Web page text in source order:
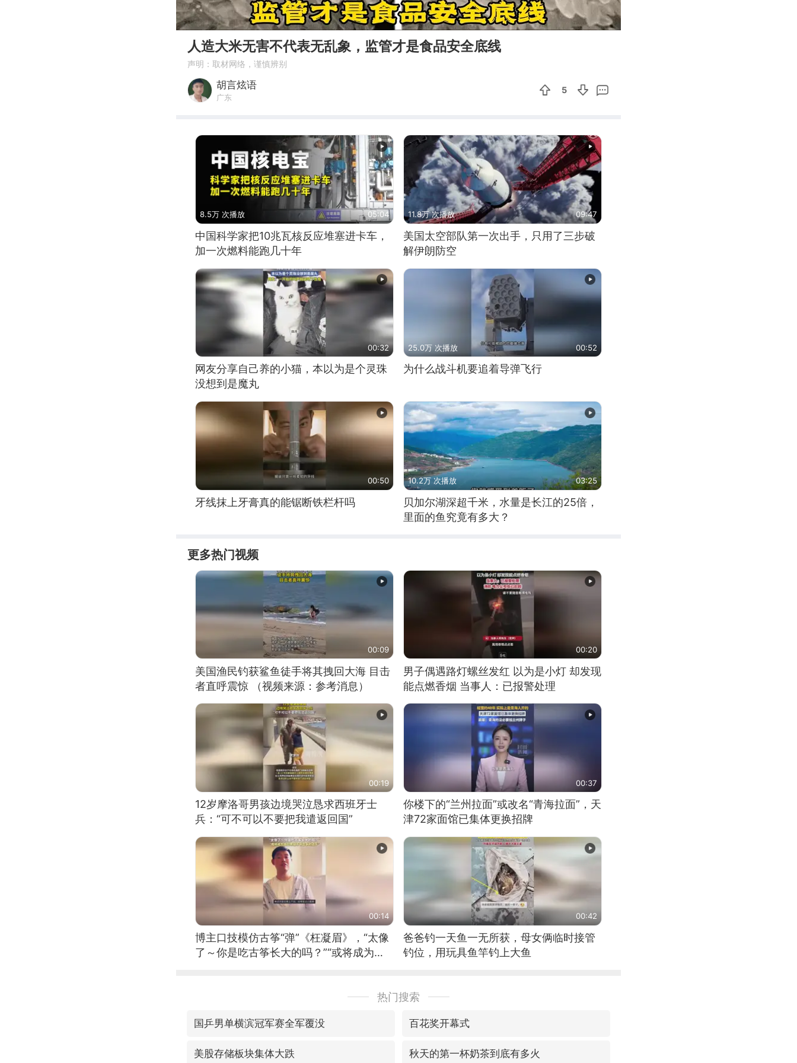
00:00 01:29
人造大米无害不代表无乱象，监管才是食品安全底线
声明：取材网络，谨慎辨别
胡言炫语
广东
5
8.5万 次播放 05:04
中国科学家把10兆瓦核反应堆塞进卡车，
加一次燃料能跑几十年
11.8万 次播放 09:47
美国太空部队第一次出手，只用了三步破
解伊朗防空
00:32
网友分享自己养的小猫，本以为是个灵珠
没想到是魔丸
25.0万 次播放 00:52
为什么战斗机要追着导弹飞行
00:50
牙线抹上牙膏真的能锯断铁栏杆吗
10.2万 次播放 03:25
贝加尔湖深超千米，水量是长江的25倍，
里面的鱼究竟有多大？
更多热门视频
00:09
美国渔民钓获鲨鱼徒手将其拽回大海 目击
者直呼震惊 （视频来源：参考消息）
00:20
男子偶遇路灯螺丝发红 以为是小灯 却发现
能点燃香烟 当事人：已报警处理
00:19
12岁摩洛哥男孩边境哭泣恳求西班牙士
兵：“可不可以不要把我遣返回国”
00:37
你楼下的“兰州拉面”或改名“青海拉面”，天
津72家面馆已集体更换招牌
00:14
博主口技模仿古筝“弹”《枉凝眉》，“太像
了～你是吃古筝长大的吗？”“或将成为首
00:42
爸爸钓一天鱼一无所获，母女俩临时接管
钓位，用玩具鱼竿钓上大鱼
热门搜索
国乒男单横滨冠军赛全军覆没 百花奖开幕式
美股存储板块集体大跌 秋天的第一杯奶茶到底有多火